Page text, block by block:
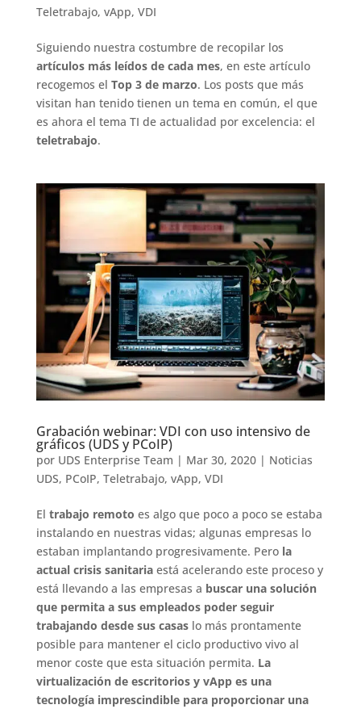
Teletrabajo, vApp, VDI
Siguiendo nuestra costumbre de recopilar los
artículos más leídos de cada mes, en este artículo
recogemos el Top 3 de marzo. Los posts que más
visitan han tenido tienen un tema en común, el que
es ahora el tema TI de actualidad por excelencia: el
teletrabajo.
Grabación webinar: VDI con uso intensivo de
gráficos (UDS y PCoIP)
por UDS Enterprise Team | Mar 30, 2020| Noticias
UDS, PCoIP, Teletrabajo, vApp, VDI
El trabajo remoto es algo que poco a poco se estaba
instalando en nuestras vidas; algunas empresas lo
estaban implantando progresivamente. Pero la
actual crisis sanitariaestá acelerando este proceso y
está llevando a las empresas a buscar una solución
que permita a sus empleados poder seguir
trabajando desde sus casaslo más prontamente
posible para mantener el ciclo productivo vivo al
menor coste que esta situación permita. La
virtualización de escritorios y vApp es una
tecnología imprescindible para proporcionar una